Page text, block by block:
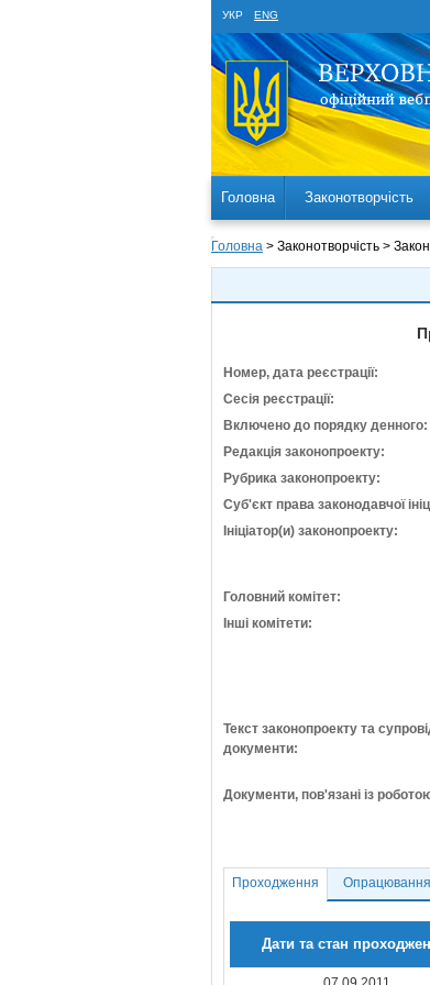
УКР ENG
Головна Законотворчість
Головна > Законотворчість >
Номер, дата реєстрації:
Сесія реєстрації:
Включено до порядку денного:
Редакція законопроекту:
Рубрика законопроекту:
Суб'єкт права законодавчої
Ініціатор(и) законопроекту:
Головний комітет:
Інші комітети:
Текст законопроекту та
документи:
Документи, пов'язані із
Проходження Опрацювання
Дати та стан